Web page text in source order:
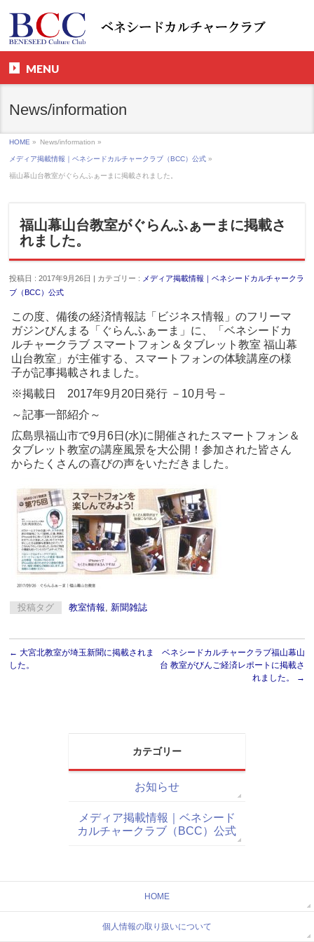
MENU
News/information
HOME » News/information »
メディア掲載情報｜ベネシードカルチャークラブ（BCC）公式 »
福山幕山台教室がぐらんふぁーまに掲載されました。
福山幕山台教室がぐらんふぁーまに掲載さ
れました。
投稿日 : 2017年9月26日 | カテゴリー : メディア掲載情報｜ベネシードカルチャークラ
ブ（BCC）公式
この度、備後の経済情報誌「ビジネス情報」のフリーマ
ガジンびんまる「ぐらんふぁーま」に、「ベネシードカ
ルチャークラブ スマートフォン＆タブレット教室 福山幕
山台教室」が主催する、スマートフォンの体験講座の様
子が記事掲載されました。
※掲載日 2017年9月20日発行 －10月号－
～記事一部紹介～
広島県福山市で9月6日(水)に開催されたスマートフォン＆
タブレット教室の講座風景を大公開！参加された皆さん
からたくさんの喜びの声をいただきました。
投稿タグ 教室情報 新聞雑誌
← 大宮北教室が埼玉新聞に掲載されま
した。
ベネシードカルチャークラブ福山幕山
台 教室がびんご経済レポートに掲載さ
れました。
→
カテゴリー
お知らせ
メディア掲載情報｜ベネシード
カルチャークラブ（BCC）公式
HOME
個人情報の取り扱いについて